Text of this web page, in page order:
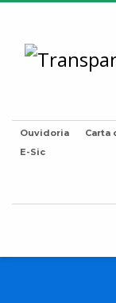
Ouvidoria Carta
E-Sic